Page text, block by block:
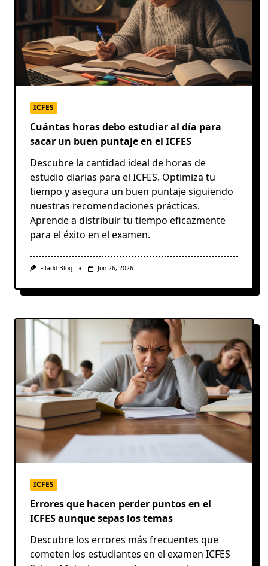
ICFES
Cuántas horas debo estudiar al día para
sacar un buen puntaje en el ICFES
Descubre la cantidad ideal de horas de
estudio diarias para el ICFES. Optimiza tu
tiempo y asegura un buen puntaje siguiendo
nuestras recomendaciones prácticas.
Aprende a distribuir tu tiempo eficazmente
para el éxito en el examen.
Filadd Blog Jun 26, 2026
ICFES
Errores que hacen perder puntos en el
ICFES aunque sepas los temas
Descubre los errores más frecuentes que
cometen los estudiantes en el examen ICFES